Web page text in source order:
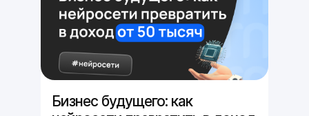
Бизнес будущего: как